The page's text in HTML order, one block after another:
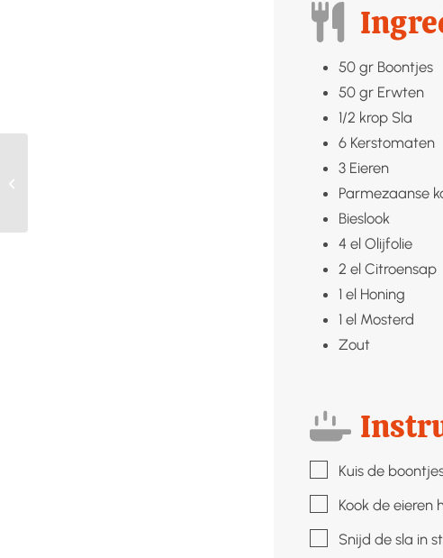
50 gr Boontjes
50 gr Erwten
1/2 krop Sla
6 Kerstomaten
3 Eieren
Parmezaanse
Bieslook
4 el Olijfolie
2 el Citroensap
1 el Honing
1 el Mosterd
Zout
▢Kuis de
▢Kook de eieren
▢Snijd de sla in